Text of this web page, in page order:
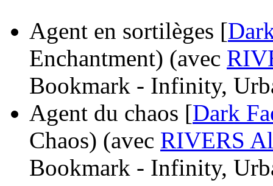
Agent en sortilèges [
Enchantment) (avec
Bookmark - Infinity,
Agent du chaos [Dark
Chaos) (avec RIVERS
Bookmark - Infinity,